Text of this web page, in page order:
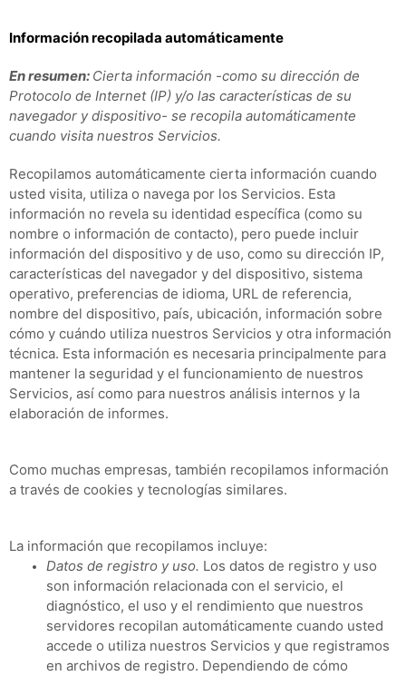
Información recopilada automáticamente
En resumen: Cierta información -como su dirección de
Protocolo de Internet (IP) y/o las características de su
navegador y dispositivo- se recopila automáticamente
cuando visita nuestros Servicios.
Recopilamos automáticamente cierta información cuando
usted visita, utiliza o navega por los Servicios. Esta
información no revela su identidad específica (como su
nombre o información de contacto), pero puede incluir
información del dispositivo y de uso, como su dirección IP,
características del navegador y del dispositivo, sistema
operativo, preferencias de idioma, URL de referencia,
nombre del dispositivo, país, ubicación, información sobre
cómo y cuándo utiliza nuestros Servicios y otra información
técnica. Esta información es necesaria principalmente para
mantener la seguridad y el funcionamiento de nuestros
Servicios, así como para nuestros análisis internos y la
elaboración de informes.
Como muchas empresas, también recopilamos información
a través de cookies y tecnologías similares.
La información que recopilamos incluye:
Datos de registro y uso. Los datos de registro y uso
son información relacionada con el servicio, el
diagnóstico, el uso y el rendimiento que nuestros
servidores recopilan automáticamente cuando usted
accede o utiliza nuestros Servicios y que registramos
en archivos de registro. Dependiendo de cómo